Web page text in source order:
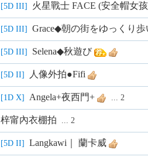
[5D III] 火星戰士 FACE (安全帽女
[5D III] Grace◆朝の街をゆっくり歩
[5D III] Selena◆秋遊び
[5D II] 人像外拍●Fifi
[1D X] Angela+夜西門+ ... 2
梓甯內衣棚拍 ... 2
[5D II] Langkawi｜ 蘭卡威